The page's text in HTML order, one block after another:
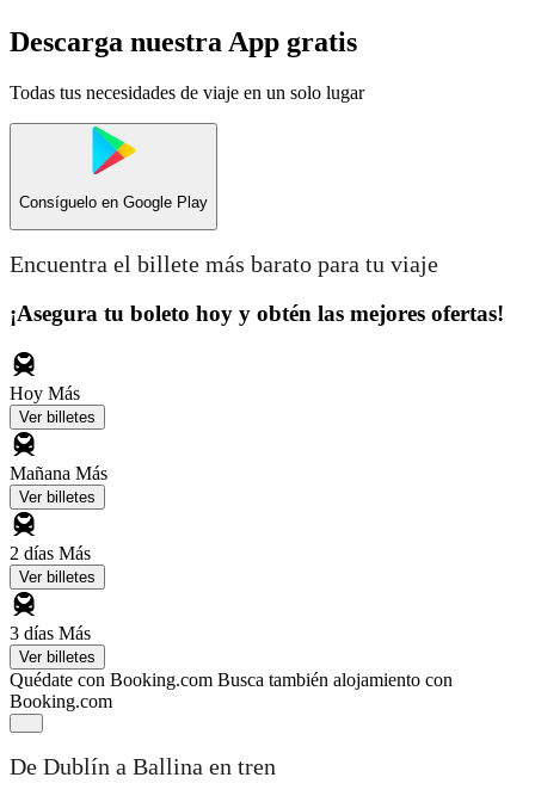
Descarga nuestra App gratis
Todas tus necesidades de viaje en un solo lugar
Consíguelo en Google Play
Encuentra el billete más barato para tu viaje
¡Asegura tu boleto hoy y obtén las mejores ofertas!
Hoy Más
Ver billetes
Mañana Más
Ver billetes
2 días Más
Ver billetes
3 días Más
Ver billetes
Quédate con Booking.com Busca también alojamiento con
Booking.com
De Dublín a Ballina en tren